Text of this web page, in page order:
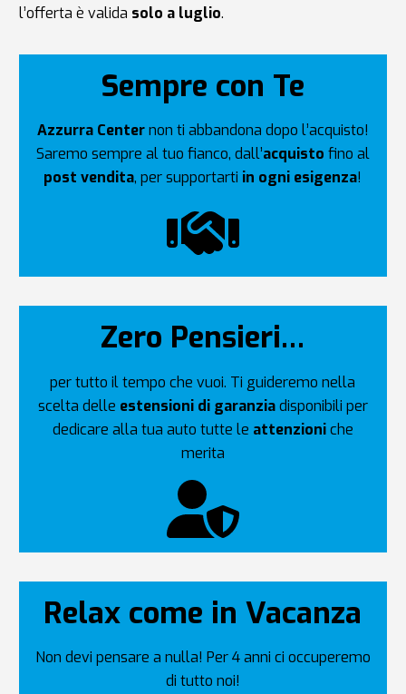
l’offerta è valida solo a luglio.
Sempre con Te
Azzurra Centernon ti abbandona dopo l’acquisto!
Saremo sempre al tuo fianco, dall’acquisto fino al
post vendita, per supportarti in ogni esigenza!
Zero Pensieri…
per tutto il tempo che vuoi. Ti guideremo nella
scelta delle estensioni di garanziadisponibili per
dedicare alla tua auto tutte le attenzioniche
merita
Relax come in Vacanza
Non devi pensare a nulla! Per 4 anni ci occuperemo
di tutto noi!